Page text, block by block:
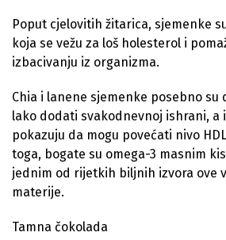
Poput cjelovitih žitarica, sjemenke
koja se vežu za loš holesterol i
izbacivanju iz organizma.
Chia i lanene sjemenke posebno
lako dodati svakodnevnoj ishrani, a
pokazuju da mogu povećati nivo
toga, bogate su omega-3 masnim
jednim od rijetkih biljnih izvora ove
materije.
Tamna čokolada